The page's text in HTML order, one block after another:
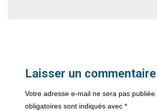
Laisser un commentaire
Votre adresse e-mail ne sera pas publiée.
obligatoires sont indiqués avec *